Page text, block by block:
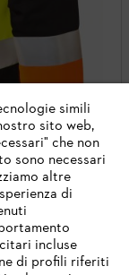
MS
simili
sito web,
che non
sono necessari
altre
di
incluse
di profili riferiti